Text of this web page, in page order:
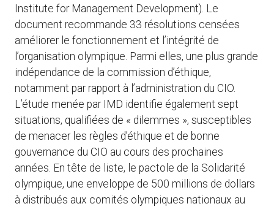
Institute for Management Development). Le
document recommande 33 résolutions censées
améliorer le fonctionnement et l’intégrité de
l’organisation olympique. Parmi elles, une plus grande
indépendance de la commission d’éthique,
notamment par rapport à l’administration du CIO.
L’étude menée par IMD identifie également sept
situations, qualifiées de « dilemmes », susceptibles
de menacer les règles d’éthique et de bonne
gouvernance du CIO au cours des prochaines
années. En tête de liste, le pactole de la Solidarité
olympique, une enveloppe de 500 millions de dollars
à distribués aux comités olympiques nationaux au